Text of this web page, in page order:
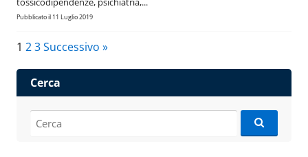
Pubblicato il 11 Luglio 2019
1 23Successivo »
Cerca
Cerca: